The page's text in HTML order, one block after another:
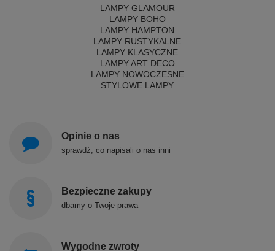
LAMPY GLAMOUR
LAMPY BOHO
LAMPY HAMPTON
LAMPY RUSTYKALNE
LAMPY KLASYCZNE
LAMPY ART DECO
LAMPY NOWOCZESNE
STYLOWE LAMPY
Opinie o nas
sprawdź, co napisali o nas inni
Bezpieczne zakupy
dbamy o Twoje prawa
Wygodne zwroty